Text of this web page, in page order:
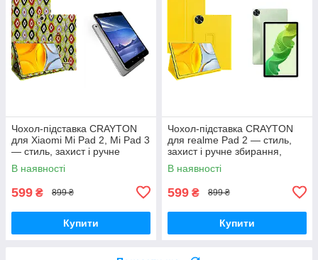
Чохол-підставка CRAYTON
для Xiaomi Mi Pad 2, Mi Pad 3
— стиль, захист і ручне
збирання, колір Камні
В наявності
599 ₴ 899 ₴
Купити
Чохол-підставка CRAYTON
для realme Pad 2 — стиль,
захист і ручне збирання,
колір Жовтий
В наявності
599 ₴ 899 ₴
Купити